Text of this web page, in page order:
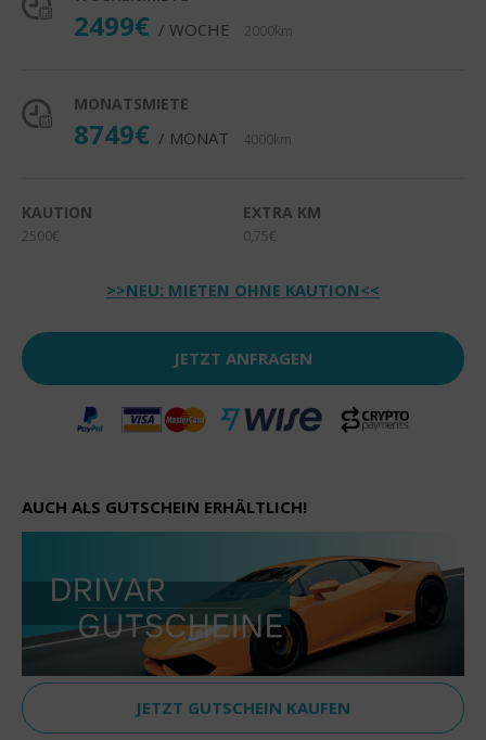
2499€ / WOCHE 2000km
MONATSMIETE
8749€ / MONAT 4000km
KAUTION
2500€
EXTRA KM
0,75€
>>NEU: MIETEN OHNE KAUTION<<
JETZT ANFRAGEN
AUCH ALS GUTSCHEIN ERHÄLTLICH!
JETZT GUTSCHEIN KAUFEN